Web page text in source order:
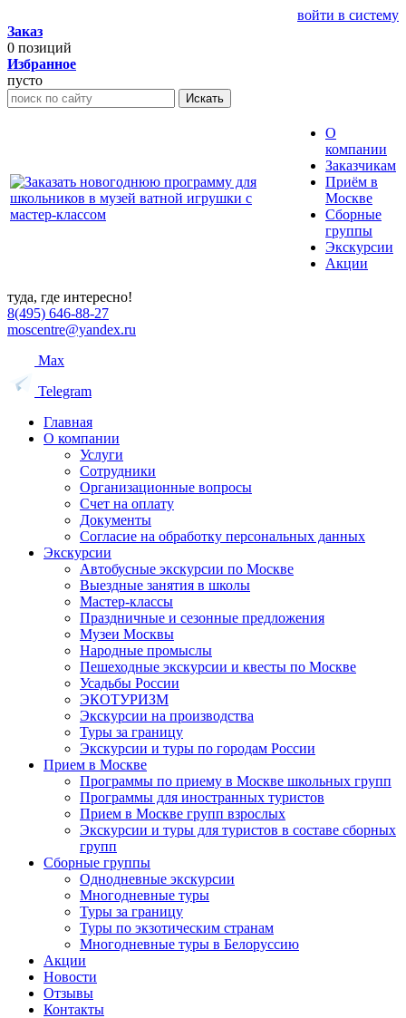
войти в систему
Заказ
0 позиций
Избранное
пусто
Искать
О
компании
Заказчикам
Приём в
Москве
Сборные
группы
Экскурсии
Акции
туда, где интересно!
8(495) 646-88-27
moscentre@yandex.ru
Max
Telegram
Главная
О компании
Услуги
Сотрудники
Организационные вопросы
Счет на оплату
Документы
Согласие на обработку персональных данных
Экскурсии
Автобусные экскурсии по Москве
Выездные занятия в школы
Мастер-классы
Праздничные и сезонные предложения
Музеи Москвы
Народные промыслы
Пешеходные экскурсии и квесты по Москве
Усадьбы России
ЭКОТУРИЗМ
Экскурсии на производства
Туры за границу
Экскурсии и туры по городам России
Прием в Москве
Программы по приему в Москве школьных групп
Программы для иностранных туристов
Прием в Москве групп взрослых
Экскурсии и туры для туристов в составе сборных
групп
Сборные группы
Однодневные экскурсии
Многодневные туры
Туры за границу
Туры по экзотическим странам
Многодневные туры в Белоруссию
Акции
Новости
Отзывы
Контакты